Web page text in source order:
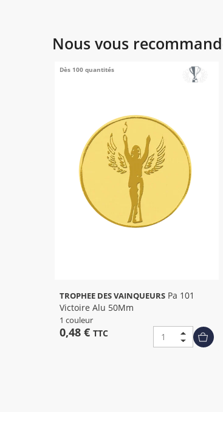
Nous vous
Dès 100 quantités
TROPHEE DES VAINQUEURSPa 101
Victoire Alu 50Mm
1 couleur
0,48 € TTC